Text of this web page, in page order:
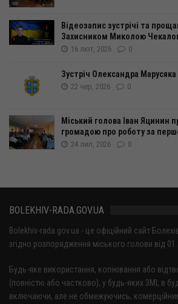
Відеозапис зустрічі та
Захисником Миколою
16 лют, 2026 0
Зустріч Олександра Марусяка
22 чер, 2026 0
Міський голова Іван Яцинин
громадою про роботу за
24 лип, 2026 0
BOLEKHIV-RADA.GOV.UA
Bolekhiv-rada.gov.ua - це офіційний сайт
згідно розпорядження міського голови від
Будь-яке використання, копіювання або
(повністю або частково), у будь-яких ЗМІ, в
включаючи, але не обмежуючись,